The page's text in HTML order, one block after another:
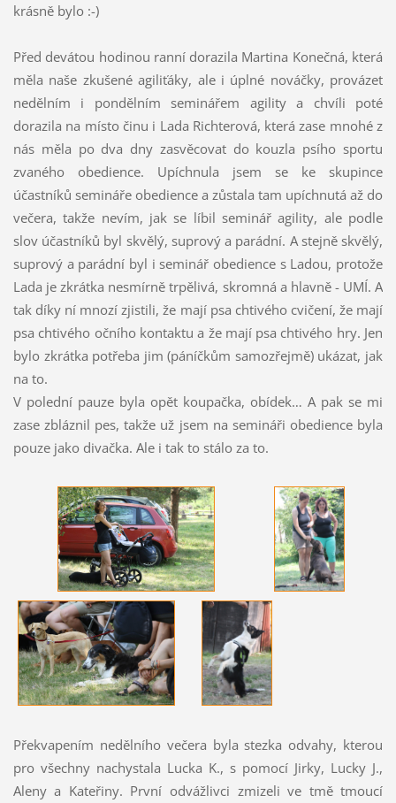
krásně bylo :-)
Před devátou hodinou ranní dorazila Martina Konečná, která
měla naše zkušené agiliťáky, ale i úplné nováčky, provázet
nedělním i pondělním seminářem agility a chvíli poté
dorazila na místo činu i Lada Richterová, která zase mnohé z
nás měla po dva dny zasvěcovat do kouzla psího sportu
zvaného obedience. Upíchnula jsem se ke skupince
účastníků semináře obedience a zůstala tam upíchnutá až do
večera, takže nevím, jak se líbil seminář agility, ale podle
slov účastníků byl skvělý, suprový a parádní. A stejně skvělý,
suprový a parádní byl i seminář obedience s Ladou, protože
Lada je zkrátka nesmírně trpělivá, skromná a hlavně - UMÍ. A
tak díky ní mnozí zjistili, že mají psa chtivého cvičení, že mají
psa chtivého očního kontaktu a že mají psa chtivého hry. Jen
bylo zkrátka potřeba jim (páníčkům samozřejmě) ukázat, jak
na to.
V polední pauze byla opět koupačka, obídek… A pak se mi
zase zbláznil pes, takže už jsem na semináři obedience byla
pouze jako divačka. Ale i tak to stálo za to.
Překvapením nedělního večera byla stezka odvahy, kterou
pro všechny nachystala Lucka K., s pomocí Jirky, Lucky J.,
Aleny a Kateřiny. První odvážlivci zmizeli ve tmě tmoucí